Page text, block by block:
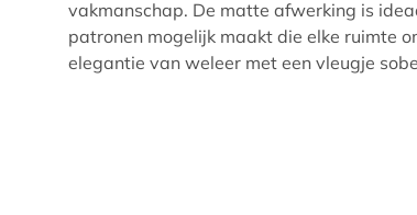
vakmanschap. De matte afwerking is
patronen mogelijk maakt die elke ruimte
elegantie van weleer met een vleugje